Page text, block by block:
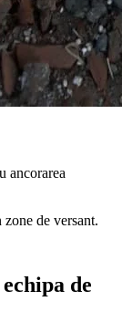
ancorarea
de versant.
de